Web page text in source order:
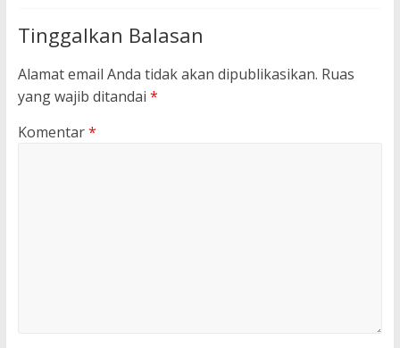
Tinggalkan Balasan
Alamat email Anda tidak akan dipublikasikan. Ruas
yang wajib ditandai *
Komentar*